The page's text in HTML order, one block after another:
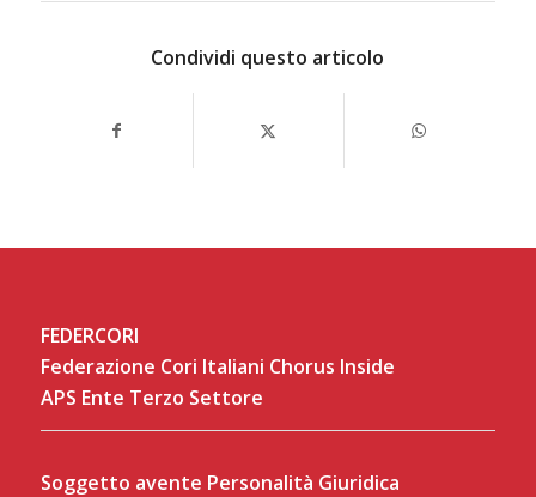
Condividi questo articolo
FEDERCORI
Federazione Cori Italiani Chorus Inside
APS Ente Terzo Settore
Soggetto avente Personalità Giuridica